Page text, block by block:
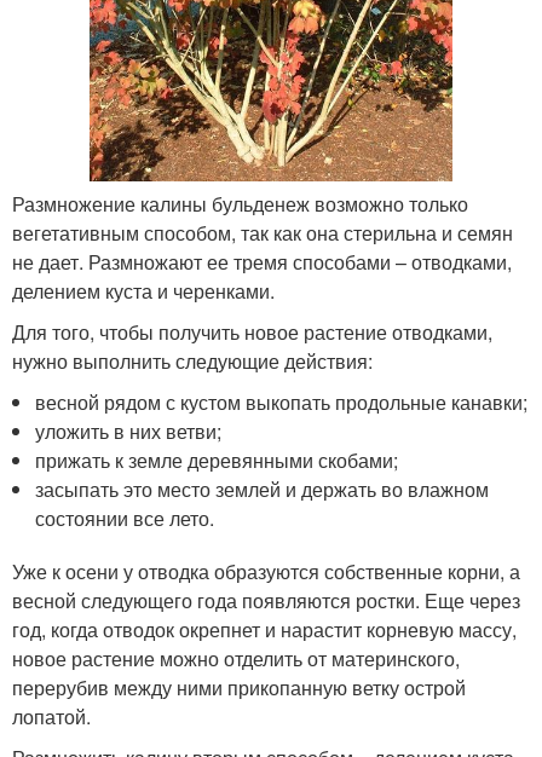
Размножение калины бульденеж возможно только
вегетативным способом, так как она стерильна и семян
не дает. Размножают ее тремя способами – отводками,
делением куста и черенками.
Для того, чтобы получить новое растение отводками,
нужно выполнить следующие действия:
весной рядом с кустом выкопать продольные канавки;
уложить в них ветви;
прижать к земле деревянными скобами;
засыпать это место землей и держать во влажном
состоянии все лето.
Уже к осени у отводка образуются собственные корни, а
весной следующего года появляются ростки. Еще через
год, когда отводок окрепнет и нарастит корневую массу,
новое растение можно отделить от материнского,
перерубив между ними прикопанную ветку острой
лопатой.